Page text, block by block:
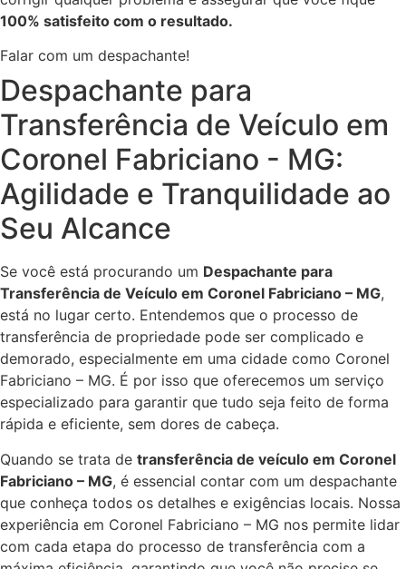
100% satisfeito com o resultado.
Falar com um despachante!
Despachante para
Transferência de Veículo em
Coronel Fabriciano - MG:
Agilidade e Tranquilidade ao
Seu Alcance
Se você está procurando um Despachante para
Transferência de Veículo em Coronel Fabriciano – MG,
está no lugar certo. Entendemos que o processo de
transferência de propriedade pode ser complicado e
demorado, especialmente em uma cidade como Coronel
Fabriciano – MG. É por isso que oferecemos um serviço
especializado para garantir que tudo seja feito de forma
rápida e eficiente, sem dores de cabeça.
Quando se trata de transferência de veículo em Coronel
Fabriciano – MG, é essencial contar com um despachante
que conheça todos os detalhes e exigências locais. Nossa
experiência em Coronel Fabriciano – MG nos permite lidar
com cada etapa do processo de transferência com a